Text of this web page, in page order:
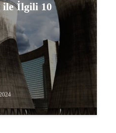
ile İlgili 10